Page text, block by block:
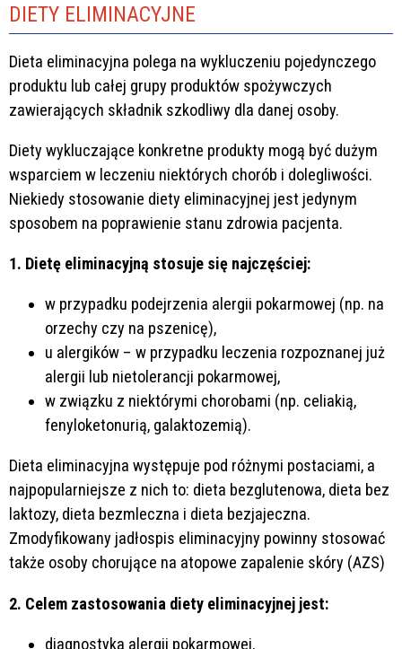
DIETY ELIMINACYJNE
Dieta eliminacyjna polega na wykluczeniu pojedynczego
produktu lub całej grupy produktów spożywczych
zawierających składnik szkodliwy dla danej osoby.
Diety wykluczające konkretne produkty mogą być dużym
wsparciem w leczeniu niektórych chorób i dolegliwości.
Niekiedy stosowanie diety eliminacyjnej jest jedynym
sposobem na poprawienie stanu zdrowia pacjenta.
1. Dietę eliminacyjną stosuje się najczęściej:
w przypadku podejrzenia alergii pokarmowej (np. na
orzechy czy na pszenicę),
u alergików – w przypadku leczenia rozpoznanej już
alergii lub nietolerancji pokarmowej,
w związku z niektórymi chorobami (np. celiakią,
fenyloketonurią, galaktozemią).
Dieta eliminacyjna występuje pod różnymi postaciami, a
najpopularniejsze z nich to: dieta bezglutenowa, dieta bez
laktozy, dieta bezmleczna i dieta bezjajeczna.
Zmodyfikowany jadłospis eliminacyjny powinny stosować
także osoby chorujące na atopowe zapalenie skóry (AZS)
2. Celem zastosowania diety eliminacyjnej jest:
diagnostyka alergii pokarmowej,